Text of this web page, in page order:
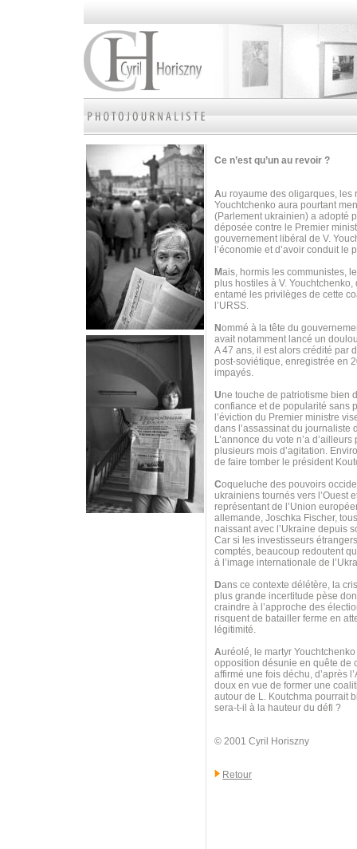
Ce n’est qu’un au revoir ?
Au royaume des oligarques, les
Youchtchenko aura pourtant
(Parlement ukrainien) a adopté
déposée contre le Premier
gouvernement libéral de V.
l’économie et d’avoir conduit le
Mais, hormis les communistes,
plus hostiles à V.
entamé les privilèges de cette
l’URSS.
Nommé à la tête du
avait notamment lancé un
A 47 ans, il est alors crédité par
post-soviétique, enregistrée en
impayés.
Une touche de patriotisme bien
confiance et de popularité sans
l’éviction du Premier ministre
dans l’assassinat du journaliste
L’annonce du vote n’a
plusieurs mois d’agitation.
de faire tomber le président
Coqueluche des pouvoirs
ukrainiens tournés vers l’Ouest
représentant de l’Union
allemande, Joschka Fischer,
naissant avec l’Ukraine depuis
Car si les investisseurs
comptés, beaucoup redoutent
à l’image internationale de
Dans ce contexte délétère, la
plus grande incertitude pèse
craindre à l’approche des
risquent de batailler ferme en
légitimité.
Auréolé, le martyr
opposition désunie en quête de
affirmé une fois déchu, d’après
doux en vue de former une
autour de L. Koutchma pourrait
sera-t-il à la hauteur du défi ?
© 2001 Cyril Horiszny
Retour